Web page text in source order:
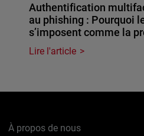
Authentification
au phishing : Pourquoi
s’imposent comme la
Lire l'article
À propos de nous